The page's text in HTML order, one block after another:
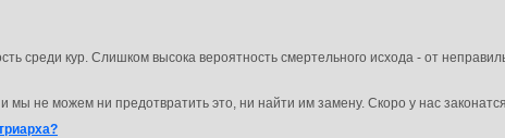
среди кур. Слишком высока вероятность смертельного исхода - от
не можем ни предотвратить это, ни найти им замену. Скоро у нас